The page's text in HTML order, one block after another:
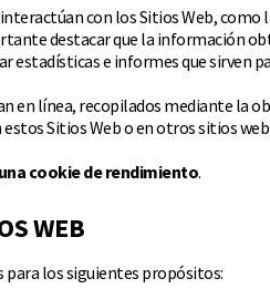
con los Sitios Web, como
destacar que la información
estadísticas e informes que sirven
en línea, recopilados mediante la
Sitios Web o en otros sitios
cookie de rendimiento.
WEB
para los siguientes propósitos: